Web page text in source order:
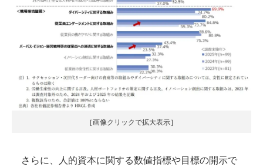
［画像クリックで拡大表示］
さらに、人的資本に関する数値指標や目標の開示で